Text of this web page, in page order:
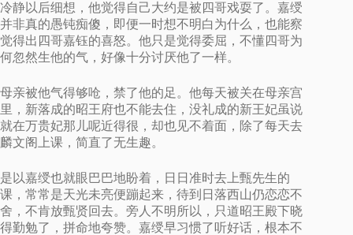
冷静以后细想，他觉得自己大约是被四哥戏耍了。嘉绶
并非真的愚钝痴傻，即便一时想不明白为什么，也能察
觉得出四哥嘉钰的喜怒。他只是觉得委屈，不懂四哥为
何忽然生他的气，好像十分讨厌他了一样。
母亲被他气得够呛，禁了他的足。他每天被关在母亲宫
里，新落成的昭王府也不能去住，没礼成的新王妃虽说
就在万贵妃那儿呢近得很，却也见不着面，除了每天去
麟文阁上课，简直了无生趣。
是以嘉绶也就眼巴巴地盼着，日日准时去上甄先生的
课，常常是天光未亮便蹦起来，待到日落西山仍恋恋不
舍，不肯放甄贤回去。旁人不明所以，只道昭王殿下晓
得勤勉了，拼命地夸赞。嘉绶早习惯了听好话，根本不